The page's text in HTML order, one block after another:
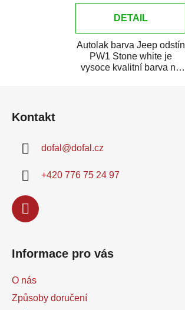
DETAIL
Autolak barva Jeep odstín
PW1 Stone white je
vysoce kvalitní barva na
Kontakt
dofal @dofal.cz
+420 776 75 24 97
Informace pro vás
O nás
Způsoby doručení